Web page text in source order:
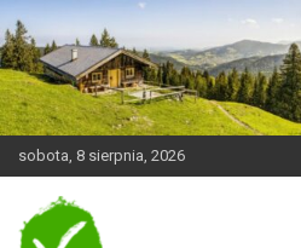
Skip
to
content
sobota, 8 sierpnia, 2026